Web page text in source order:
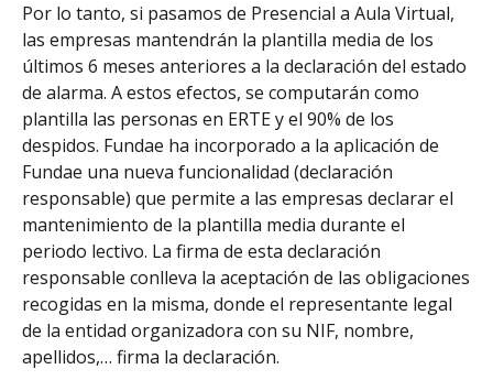
Por lo tanto, si pasamos de Presencial a Aula Virtual,
las empresas mantendrán la plantilla media de los
últimos 6 meses anteriores a la declaración del estado
de alarma. A estos efectos, se computarán como
plantilla las personas en ERTE y el 90% de los
despidos. Fundae ha incorporado a la aplicación de
Fundae una nueva funcionalidad (declaración
responsable) que permite a las empresas declarar el
mantenimiento de la plantilla media durante el
periodo lectivo. La firma de esta declaración
responsable conlleva la aceptación de las obligaciones
recogidas en la misma, donde el representante legal
de la entidad organizadora con su NIF, nombre,
apellidos,… firma la declaración.